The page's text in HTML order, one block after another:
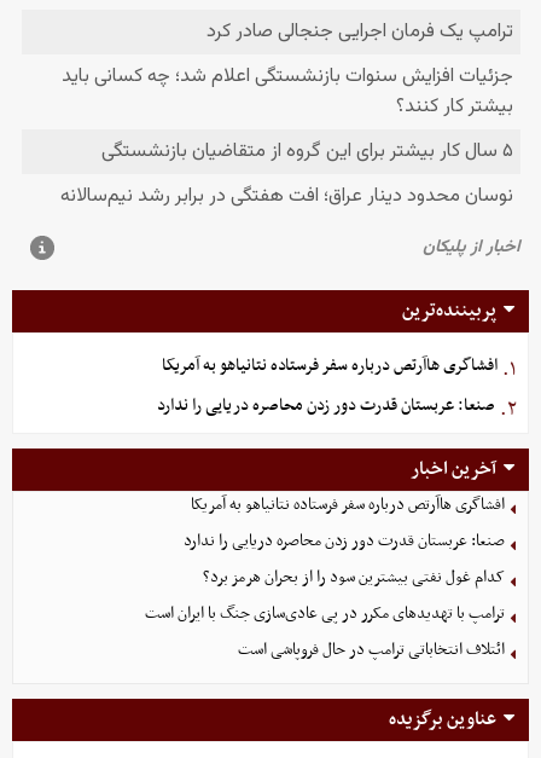
پربیننده‌ترین
۱. افشاگری هاآرتص درباره سفر فرستاده نتانیاهو به آمریکا
۲. صنعا: عربستان قدرت دور زدن محاصره دریایی را ندارد
آخرین اخبار
افشاگری هاآرتص درباره سفر فرستاده نتانیاهو به آمریکا
صنعا: عربستان قدرت دور زدن محاصره دریایی را ندارد
کدام غول نفتی بیشترین سود را از بحران هرمز برد؟
ترامپ با تهدیدهای مکرر در پی عادی‌سازی جنگ با ایران است
ائتلاف انتخاباتی ترامپ در حال فروپاشی است
عناوین برگزیده